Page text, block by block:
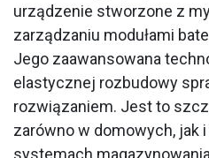
urządzenie stworzone z
zarządzaniu modułami
Jego zaawansowana
elastycznej rozbudowy
rozwiązaniem. Jest to
zarówno w domowych, jak